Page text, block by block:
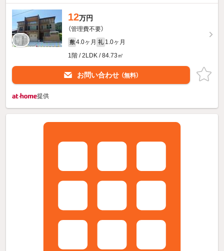
12万円
（管理費不要）
敷 4.0ヶ月 礼 1.0ヶ月
1階 / 2LDK / 84.73㎡
お問い合わせ （無料）
提供